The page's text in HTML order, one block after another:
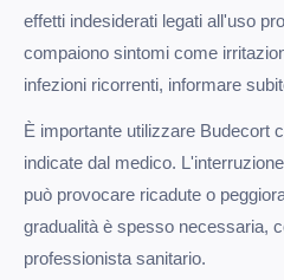
effetti indesiderati legati all'uso
compaiono sintomi come
infezioni ricorrenti, informare
È importante utilizzare Budecort
indicate dal medico.
può provocare ricadute o
gradualità è spesso necessaria,
professionista sanitario.